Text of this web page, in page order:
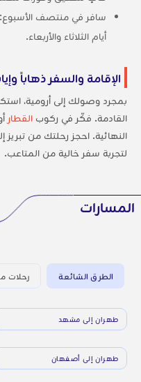
سافر في منتصف الأسبوع:
أيام الثلاثاء والأربعاء.
الإقامة والسفر ذهاباً
بمجرد وصولك إلى أرومية،
القادمة. فكّر في ركوب القطار
النهائية. احجز رحلتك من تبريز
لتجربة سفر خالية من المتاعب.
المسارات
الطرق الشائعة رحلات
طهران إلى مشهد
طهران إلى أصفهان